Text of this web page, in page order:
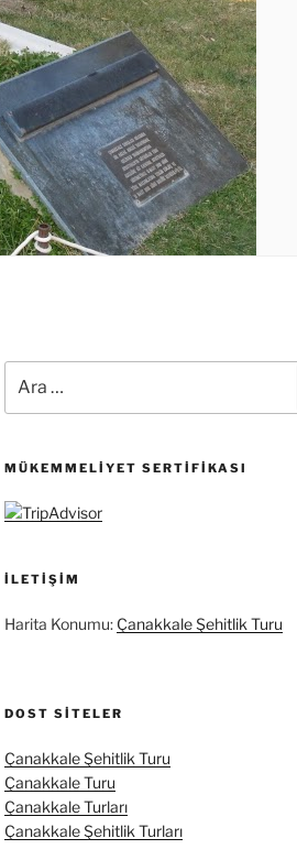
MÜKEMMELIYET SERTIFIKASI
İLETIŞIM
Harita Konumu: Çanakkale Şehitlik Turu
DOST SITELER
Çanakkale Şehitlik Turu
Çanakkale Turu
Çanakkale Turları
Çanakkale Şehitlik Turları